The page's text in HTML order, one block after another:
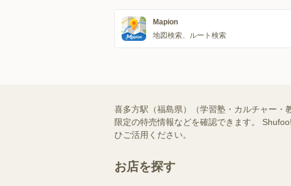
Mapion
地図検索、ルート検索
喜多方駅（福島県）（学習塾・カルチャー・
限定の特売情報などを確認できます。
ひご活用ください。
お店を探す